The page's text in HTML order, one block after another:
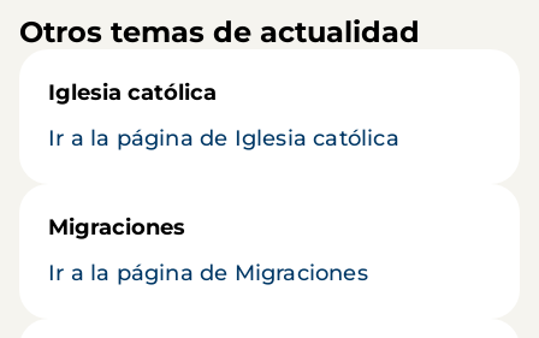
Otros temas de actualidad
Iglesia católica
Ir a la página de Iglesia católica
Migraciones
Ir a la página de Migraciones